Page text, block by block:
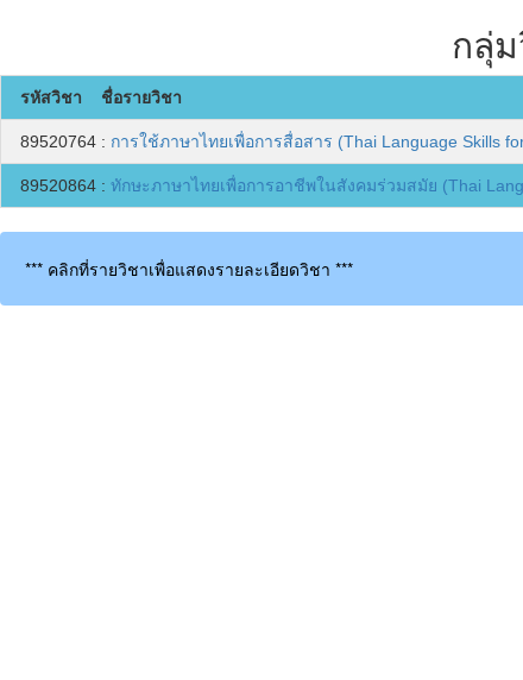
กลุ่
รหัสวิชา ชื่อรายวิชา
89520764 : การใช้ภาษาไทยเพื่อการสื่อสาร (Thai Language Skills
89520864 : ทักษะภาษาไทยเพื่อการอาชีพในสังคมร่วมสมัย (Thai
*** คลิกที่รายวิชาเพื่อแสดงรายละเอียดวิชา ***